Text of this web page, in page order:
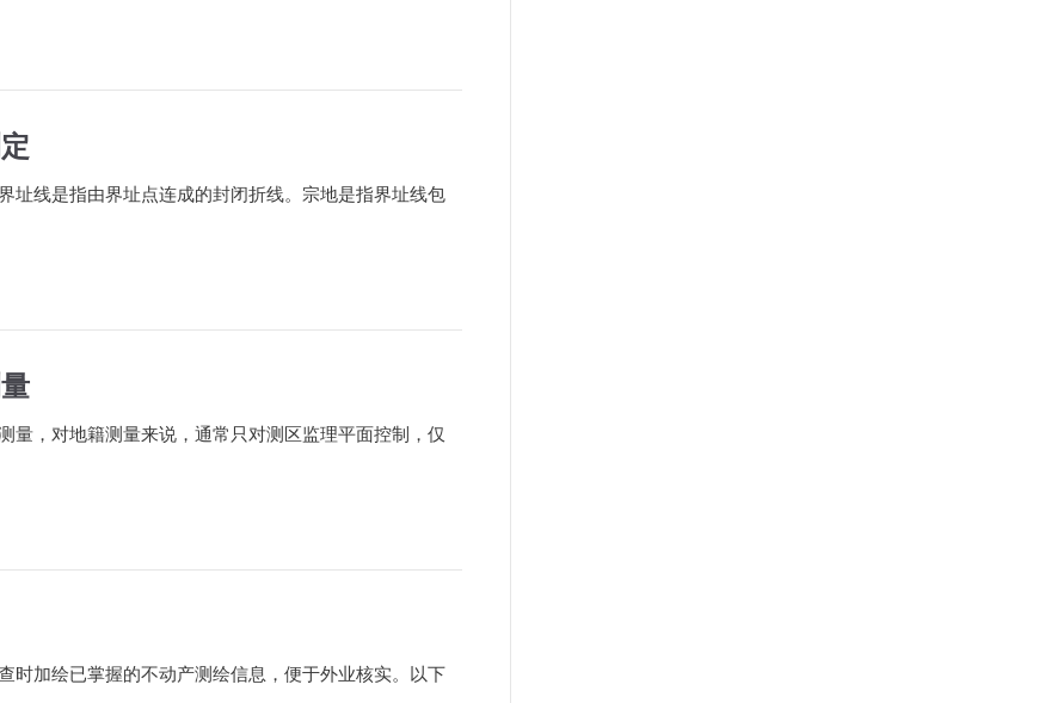
址线是指由界址点连成的封闭折线。宗地是指界址线包
量，对地籍测量来说，通常只对测区监理平面控制，仅
时加绘已掌握的不动产测绘信息，便于外业核实。以下